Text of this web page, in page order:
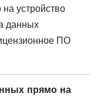
устройство
данных
ПО
прямо на